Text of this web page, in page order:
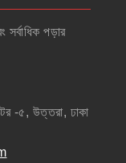
সর্বাধিক পড়ার
-৫, উত্তরা, ঢাকা